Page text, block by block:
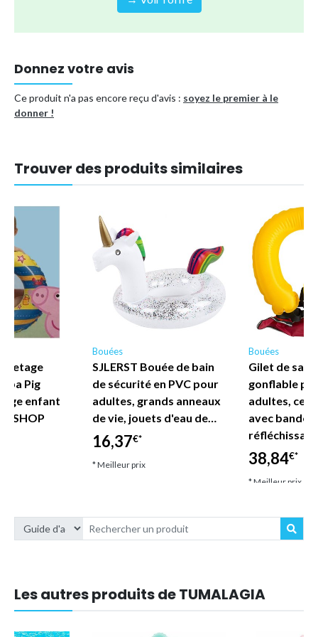
Marque
TUMALAGIA
Référence (EAN)
Donnez votre avis
Ce produit n'a pas encore reçu d'avis : soyez le premier à le
donner !
Trouver des produits similaires
Pig
enfant
SHOP
Bouées
SJLERST Bouée de bain
de sécurité en PVC pour
adultes, grands anneaux
de vie, jouets d'eau de…
16,37€*
* Meilleur prix
Bouées
Gilet de
gonflable
adultes,
avec bandes
38,84€*
* Meilleur prix
Les autres produits de TUMALAGIA